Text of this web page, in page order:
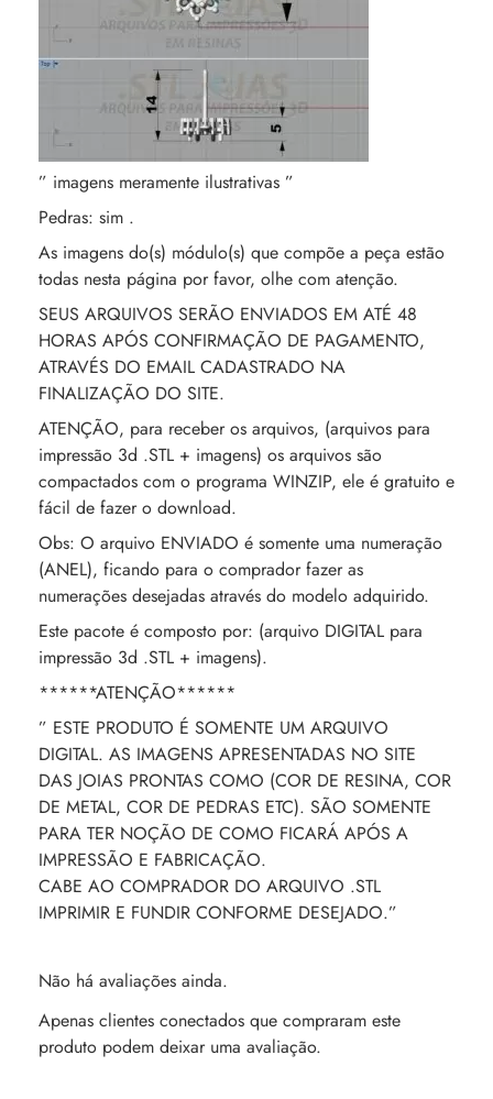
” imagens meramente ilustrativas ”
Pedras: sim .
As imagens do(s) módulo(s) que compõe a peça estão
todas nesta página por favor, olhe com atenção.
SEUS ARQUIVOS SERÃO ENVIADOS EM ATÉ 48
HORAS APÓS CONFIRMAÇÃO DE PAGAMENTO,
ATRAVÉS DO EMAIL CADASTRADO NA
FINALIZAÇÃO DO SITE.
ATENÇÃO, para receber os arquivos, (arquivos para
impressão 3d .STL + imagens) os arquivos são
compactados com o programa WINZIP, ele é gratuito e
fácil de fazer o download.
Obs: O arquivo ENVIADO é somente uma numeração
(ANEL), ficando para o comprador fazer as
numerações desejadas através do modelo adquirido.
Este pacote é composto por: (arquivo DIGITAL para
impressão 3d .STL + imagens).
******ATENÇÃO******
” ESTE PRODUTO É SOMENTE UM ARQUIVO
DIGITAL. AS IMAGENS APRESENTADAS NO SITE
DAS JOIAS PRONTAS COMO (COR DE RESINA, COR
DE METAL, COR DE PEDRAS ETC). SÃO SOMENTE
PARA TER NOÇÃO DE COMO FICARÁ APÓS A
IMPRESSÃO E FABRICAÇÃO.
CABE AO COMPRADOR DO ARQUIVO .STL
IMPRIMIR E FUNDIR CONFORME DESEJADO.”
Não há avaliações ainda.
Apenas clientes conectados que compraram este
produto podem deixar uma avaliação.